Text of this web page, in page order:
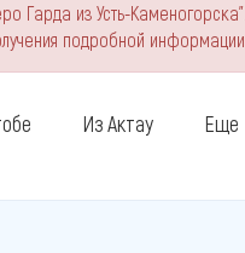
Гарда из Усть-Каменогорска".
подробной информации.
Из Актау Еще